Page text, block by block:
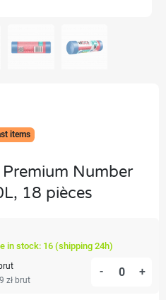
items
Number
18 pièces
in stock: 16 (shipping 24h)
zł brut
- +